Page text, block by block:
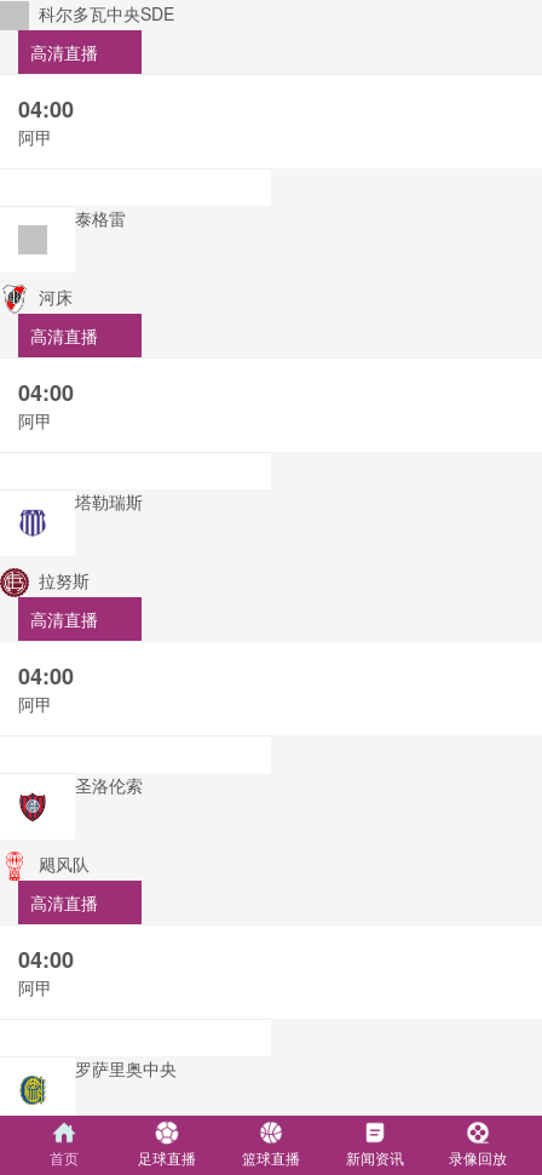
科尔多瓦中央SDE
高清直播
04:00
阿甲
泰格雷
河床
高清直播
04:00
阿甲
塔勒瑞斯
拉努斯
高清直播
04:00
阿甲
圣洛伦索
飓风队
高清直播
04:00
阿甲
罗萨里奥中央
阿尔多斯维
首页 足球直播 篮球直播 新闻资讯 录像回放